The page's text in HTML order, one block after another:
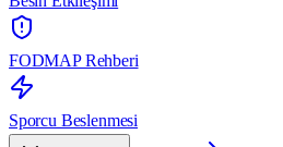
FODMAP Rehberi
Sporcu Beslenmesi